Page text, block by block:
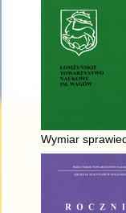
Wymiar